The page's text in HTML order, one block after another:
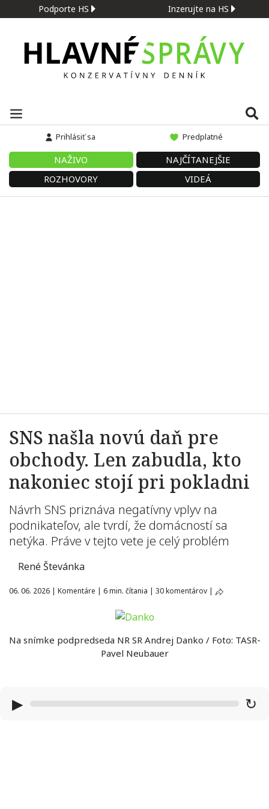
Podporte HS Inzerujte na HS
Prihlásiť sa Predplatné
NAŽIVO
NAJČÍTANEJŠIE
ROZHOVORY
VIDEÁ
SNS našla novú daň pre
obchody. Len zabudla, kto
nakoniec stojí pri pokladni
Návrh SNS priznáva negatívny vplyv na
podnikateľov, ale tvrdí, že domácností sa
netýka. Práve v tejto vete je celý problém
René Števánka
06. 06. 2026 | Komentáre | 6 min. čítania | 30 komentárov |
Na snímke podpredseda NR SR Andrej Danko / Foto: TASR-
Pavel Neubauer
▶ ↻